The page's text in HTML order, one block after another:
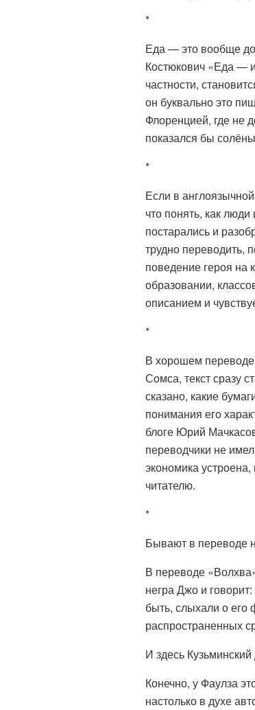
*
Еда — это вообще
Костюкович «Еда —
частности,
он буквально это
Флоренцией, где не
показался бы
*
Если в
что понять, как
постарались и
трудно переводить,
поведение героя на
образовании,
описанием и
*
В хорошем переводе
Сомса, текст сразу
сказано, какие
понимания его
блоге Юрий
переводчики не
экономика
читателю.
*
Бывают в переводе
В переводе
негра Джо и
быть, слыхали о его
распространенных
И здесь
Конечно, у Фаулза
настолько в духе